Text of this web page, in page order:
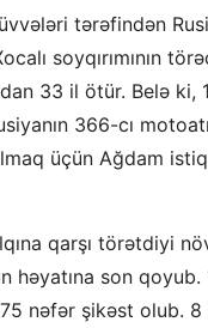
tərəfindən
soyqırımının
33 il ötür. Belə
366-cı
üçün Ağdam
qarşı törətdiyi
həyatına son
nəfər şikəst olub.